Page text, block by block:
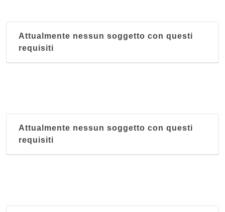
Attualmente nessun soggetto con questi
requisiti
Attualmente nessun soggetto con questi
requisiti